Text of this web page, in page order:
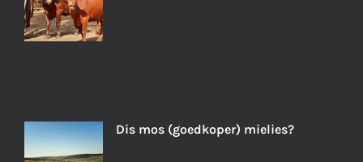
Dis mos (goedkoper) mielies?